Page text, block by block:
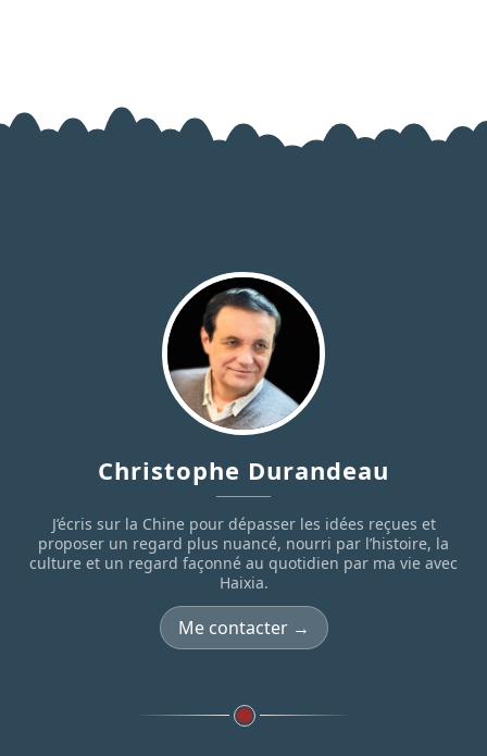
Christophe Durandeau
J’écris sur la Chine pour dépasser les idées reçues et
proposer un regard plus nuancé, nourri par l’histoire, la
culture et un regard façonné au quotidien par ma vie avec
Haixia.
Me contacter →